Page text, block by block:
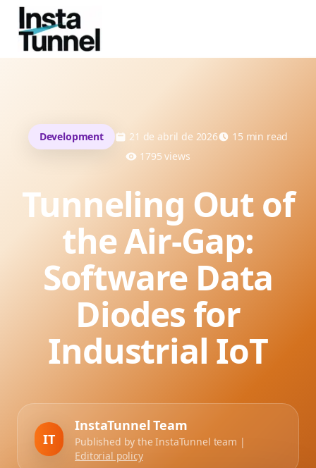
Development 21 de abril de 2026 15 min read
1795 views
Tunneling Out of
the Air-Gap:
Software Data
Diodes for
Industrial IoT
IT
InstaTunnel Team
Published by the InstaTunnel team |
Editorial policy